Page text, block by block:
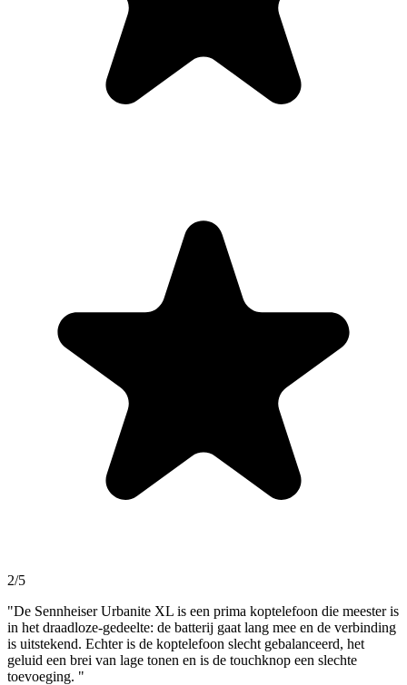
2/5
"De Sennheiser Urbanite XL is een prima koptelefoon die meester is
in het draadloze-gedeelte: de batterij gaat lang mee en de verbinding
is uitstekend. Echter is de koptelefoon slecht gebalanceerd, het
geluid een brei van lage tonen en is de touchknop een slechte
toevoeging. "